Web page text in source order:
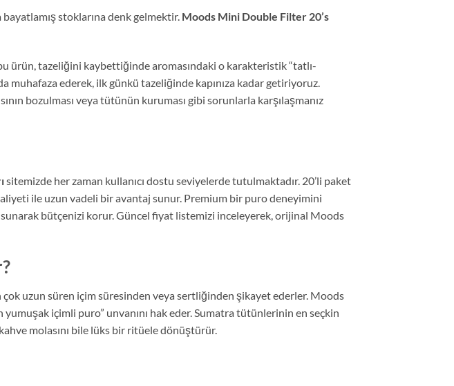
stoklarına denk gelmektir. Moods Mini Double Filter 20’s
ürün, tazeliğini kaybettiğinde aromasındaki o karakteristik “tatlı-
muhafaza ederek, ilk günkü tazeliğinde kapınıza kadar getiriyoruz.
bozulması veya tütünün kuruması gibi sorunlarla karşılaşmanız
sitemizde her zaman kullanıcı dostu seviyelerde tutulmaktadır. 20’li paket
ile uzun vadeli bir avantaj sunur. Premium bir puro deneyimini
bütçenizi korur. Güncel fiyat listemizi inceleyerek, orijinal Moods
çok uzun süren içim süresinden veya sertliğinden şikayet ederler. Moods
içimli puro” unvanını hak eder. Sumatra tütünlerinin en seçkin
molasını bile lüks bir ritüele dönüştürür.